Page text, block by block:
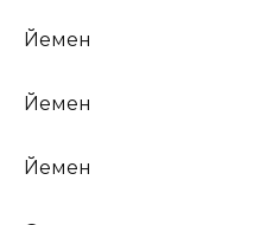
Йемен
Йемен
Йемен